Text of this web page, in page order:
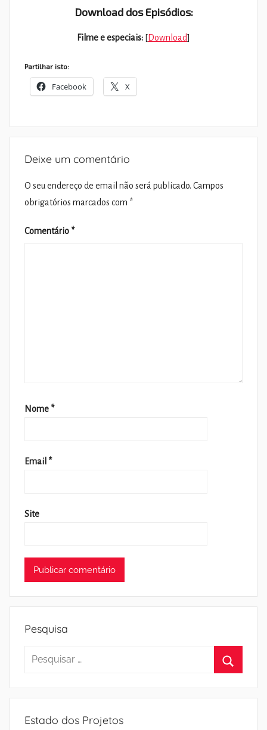
Download dos Episódios:
Filme e especiais: [Download]
Partilhar isto:
Facebook X
Deixe um comentário
O seu endereço de email não será publicado. Campos
obrigatórios marcados com *
Comentário *
Nome *
Email *
Site
Pesquisa
Pesquisar
Estado dos Projetos